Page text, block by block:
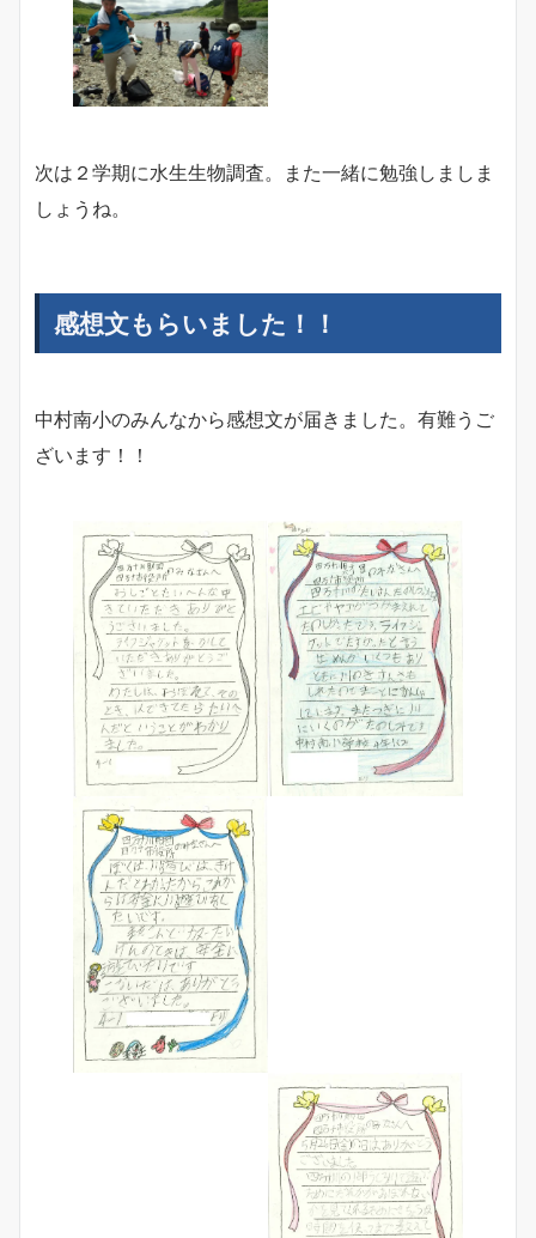
次は２学期に水生生物調査。また一緒に勉強しましま
しょうね。
感想文もらいました！！
中村南小のみんなから感想文が届きました。有難うご
ざいます！！